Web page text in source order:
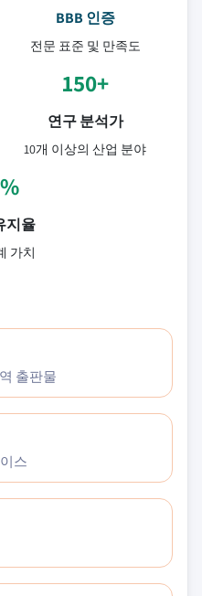
BBB 인증
전문 표준 및 만족도
150+
연구 분석가
10개 이상의 산업 분야
지율
가치
출판물
스